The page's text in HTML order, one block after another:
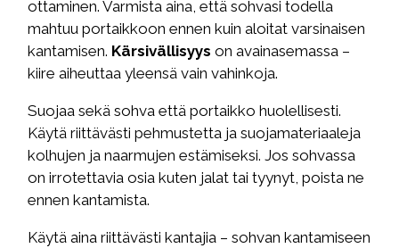
ottaminen. Varmista aina, että sohvasi todella
mahtuu portaikkoon ennen kuin aloitat varsinaisen
kantamisen. Kärsivällisyys on avainasemassa –
kiire aiheuttaa yleensä vain vahinkoja.
Suojaa sekä sohva että portaikko huolellisesti.
Käytä riittävästi pehmustetta ja suojamateriaaleja
kolhujen ja naarmujen estämiseksi. Jos sohvassa
on irrotettavia osia kuten jalat tai tyynyt, poista ne
ennen kantamista.
Käytä aina riittävästi kantajia – sohvan kantamiseen